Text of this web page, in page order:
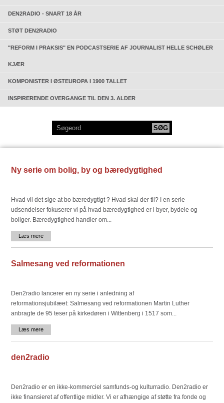
DEN2RADIO - SNART 18 ÅR
STØT DEN2RADIO
"REFORM I PRAKSIS" EN PODCASTSERIE AF JOURNALIST HELLE SCHØLER
KJÆR
KOMPONISTER I ØSTEUROPA I 1900 TALLET
INSPIRERENDE OVERGANGE TIL DEN 3. ALDER
Ny serie om bolig, by og bæredygtighed
Hvad vil det sige at bo bæredygtigt ? Hvad skal der til? I en serie
udsendelser fokuserer vi på hvad bæredygtighed er i byer, bydele og
boliger. Bæredygtighed handler om...
Læs mere
Salmesang ved reformationen
Den2radio lancerer en ny serie i anledning af
reformationsjubilæet: Salmesang ved reformationen Martin Luther
anbragte de 95 teser på kirkedøren i Wittenberg i 1517 som...
Læs mere
den2radio
Den2radio er en ikke-kommerciel samfunds-og kulturradio. Den2radio er
ikke finansieret af offentlige midler. Vi er afhængige af støtte fra fonde og